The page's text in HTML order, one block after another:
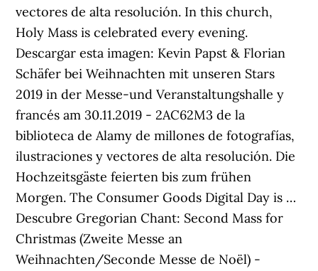
vectores de alta resolución. In this church,
Holy Mass is celebrated every evening.
Descargar esta imagen: Kevin Papst & Florian
Schäfer bei Weihnachten mit unseren Stars
2019 in der Messe-und Veranstaltungshalle y
francés am 30.11.2019 - 2AC62M3 de la
biblioteca de Alamy de millones de fotografías,
ilustraciones y vectores de alta resolución. Die
Hochzeitsgäste feierten bis zum frühen
Morgen. The Consumer Goods Digital Day is …
Descubre Gregorian Chant: Second Mass for
Christmas (Zweite Messe an
Weihnachten/Seconde Messe de Noël) -